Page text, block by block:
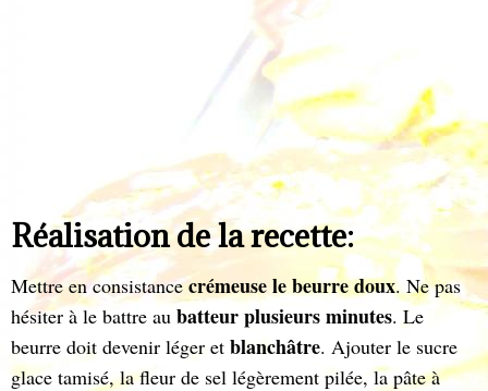
Réalisation de la recette:
Mettre en consistancecrémeuse le beurre doux. Ne pas
hésiter à le battre au batteur plusieurs minutes. Le
beurre doit devenir léger et blanchâtre. Ajouter le sucre
glace tamisé, la fleur de sel légèrement pilée, la pâte à